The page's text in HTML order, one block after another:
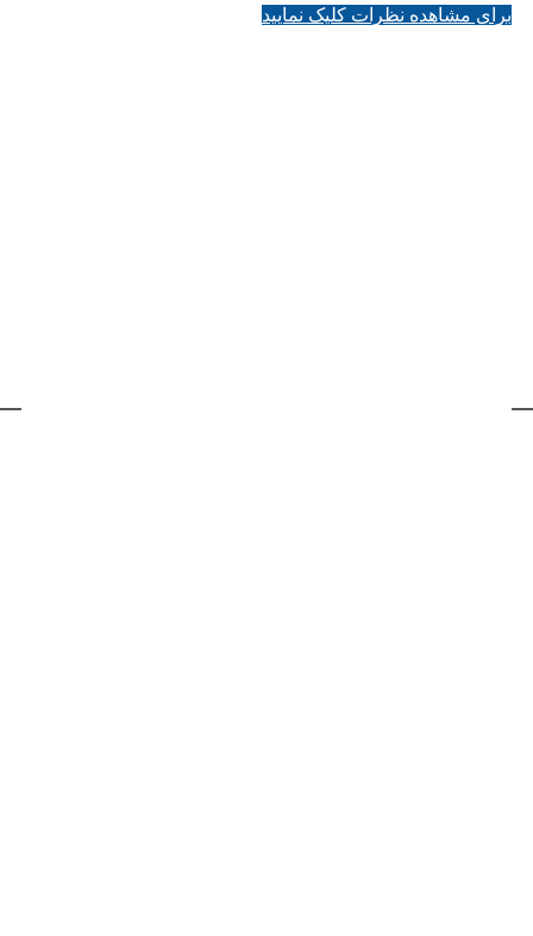
برای مشاهده نظرات کلیک نمایید